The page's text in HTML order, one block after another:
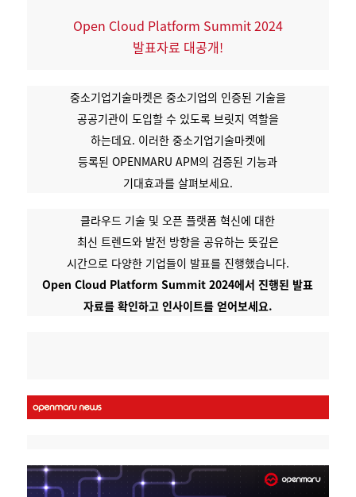
Open Cloud Platform Summit 2024
발표자료 대공개!
중소기업기술마켓은 중소기업의 인증된 기술을
공공기관이 도입할 수 있도록 브릿지 역할을
하는데요. 이러한 중소기업기술마켓에
등록된 OPENMARU APM의 검증된 기능과
기대효과를 살펴보세요.
클라우드 기술 및 오픈 플랫폼 혁신에 대한
최신 트렌드와 발전 방향을 공유하는 뜻깊은
시간으로 다양한 기업들이 발표를 진행했습니다.
Open Cloud Platform Summit 2024에서 진행된 발표
자료를 확인하고 인사이트를 얻어보세요.